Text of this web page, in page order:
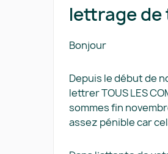
lettrage de
Bonjour
Depuis le début de
lettrer TOUS LES
sommes fin
assez pénible car